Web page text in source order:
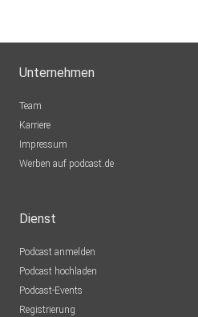
Unternehmen
Team
Karriere
Impressum
Werben auf podcast.de
Dienst
Podcast anmelden
Podcast hochladen
Podcast-Events
Registrierung